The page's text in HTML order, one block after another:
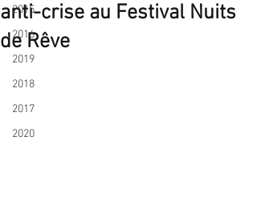
2015
2016
2019
2018
2017
2020
anti-crise au Festival Nuits
de Rêve